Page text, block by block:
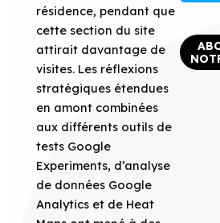
résidence, pendant que
cette section du site
attirait davantage de
visites. Les réflexions
stratégiques étendues
en amont combinées
aux différents outils de
tests Google
Experiments, d’analyse
de données Google
Analytics et de Heat